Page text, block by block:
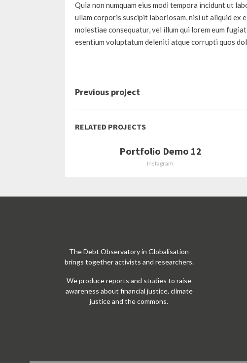
Quia non numquam eius modi tempora incidunt ut
ullam corporis suscipit laboriosam, nisi ut aliquid ex
molestiae consequatur, vel illum qui lorem eum
esentium voluptatum deleniti atque corrupti quos
Previous project
RELATED PROJECTS
Portfolio Demo 12
Instagram
The Debt Observatory in Globalisation
brings together activists and researchers.
We produce reports and studies to raise
awareness about financial justice, climate
justice and the commons.